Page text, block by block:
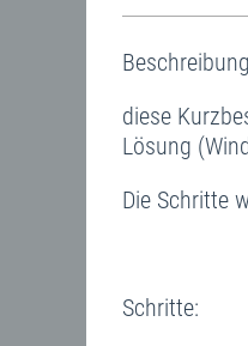
Beschreibung
diese
Lösung
Die Schritte
Schritte: